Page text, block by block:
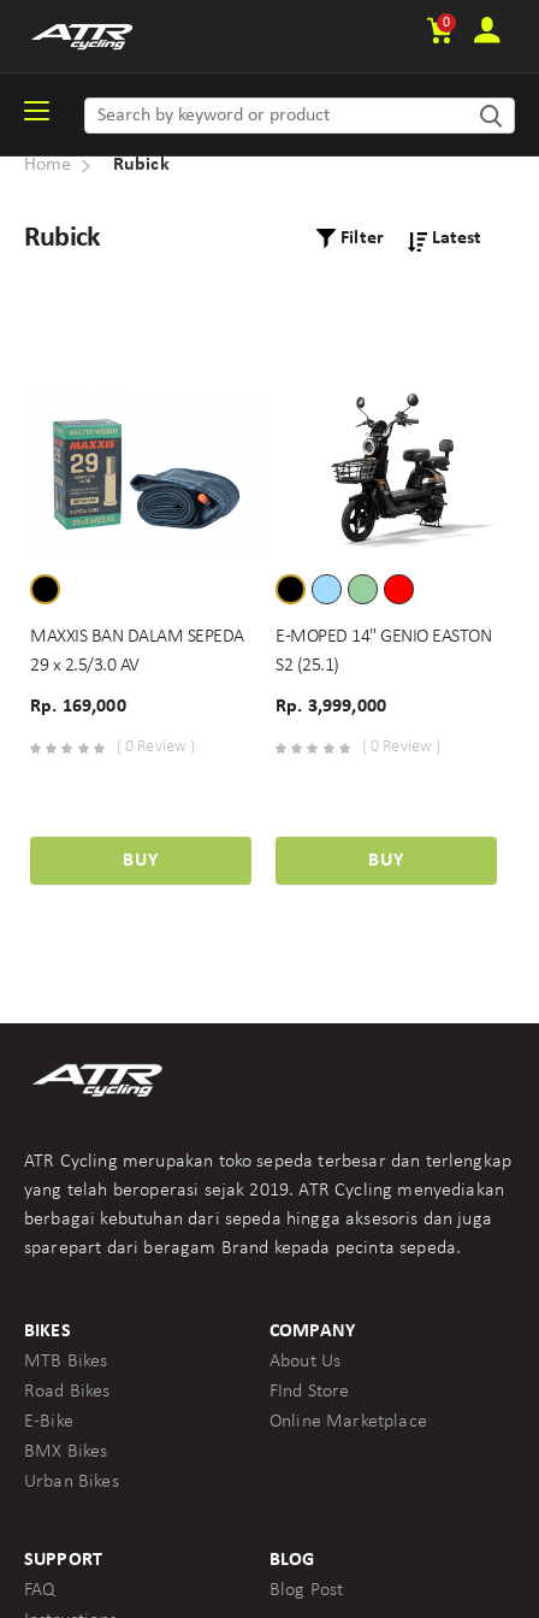
0
Home Rubick
Rubick Filter
MAXXIS BAN DALAM SEPEDA
29 x 2.5/3.0 AV
Rp. 169,000
( 0 Review )
BUY
E-MOPED 14" GENIO EASTON
S2 (25.1)
Rp. 3,999,000
( 0 Review )
BUY
ATR Cycling merupakan toko sepeda terbesar dan terlengkap
yang telah beroperasi sejak 2019. ATR Cycling menyediakan
berbagai kebutuhan dari sepeda hingga aksesoris dan juga
sparepart dari beragam Brand kepada pecinta sepeda.
BIKES
MTB Bikes
Road Bikes
E-Bike
BMX Bikes
Urban Bikes
COMPANY
About Us
FInd Store
Online Marketplace
SUPPORT
FAQ
BLOG
Blog Post